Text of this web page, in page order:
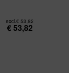
excl.€ 53,82
€53,82